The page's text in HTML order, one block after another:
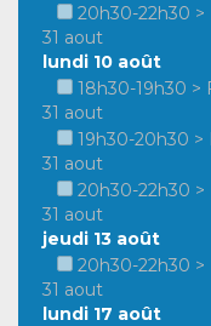
20h30-22h30
31 aout
lundi 10 août
18h30-19h30 >
31 aout
19h30-20h30
31 aout
20h30-22h30
31 aout
jeudi 13 août
20h30-22h30
31 aout
lundi 17 août